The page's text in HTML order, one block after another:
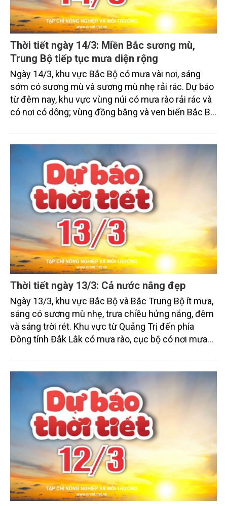
Thời tiết ngày 14/3: Miền Bắc sương mù,
Trung Bộ tiếp tục mưa diện rộng
Ngày 14/3, khu vực Bắc Bộ có mưa vài nơi, sáng
sớm có sương mù và sương mù nhẹ rải rác. Dự báo
từ đêm nay, khu vực vùng núi có mưa rào rải rác và
có nơi có dông; vùng đồng bằng và ven biển Bắc Bộ
rải rác. Khu vực từ Nam Quảng Trị đến Khánh Hòa
có mưa rào rải rác và có nơi có dông với lượng mưa
từ 10-30mm, cục bộ có nơi mưa to trên 60mm. Khu
vực cao nguyên Trung Bộ và Nam Bộ phổ biến ít
mưa, ngày nắng, riêng miền Đông Nam Bộ có nơi
nắng nóng.
Thời tiết ngày 13/3: Cả nước nắng đẹp
Ngày 13/3, khu vực Bắc Bộ và Bắc Trung Bộ ít mưa,
sáng có sương mù nhẹ, trưa chiều hửng nắng, đêm
và sáng trời rét. Khu vực từ Quảng Trị đến phía
Đông tỉnh Đắk Lắk có mưa rào, cục bộ có nơi mưa
và Nam Bộ tiếp tục duy trì thời tiết cũng khá ổn
định; riêng miền Đông Nam Bộ có nơi nắng nóng,
đêm có mưa rào và dông vài nơi.